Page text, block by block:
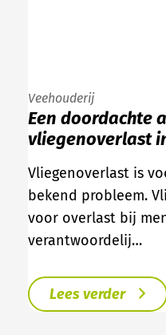
Veehouderij
Een doordachte
vliegenoverlast
Vliegenoverlast is
bekend probleem.
voor overlast bij
verantwoordelij…
Lees verder